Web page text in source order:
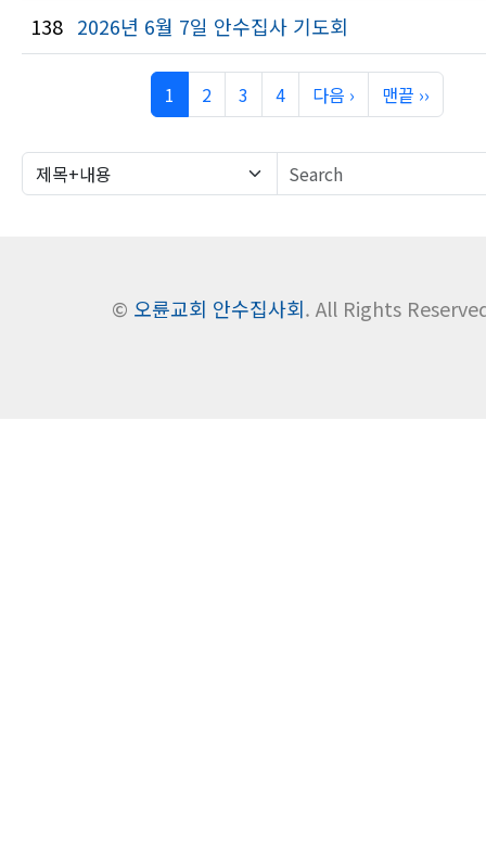
138 2026년 6월 7일 안수집사 기도회
1 2 3 4 다음 › 맨끝 ››
© 오륜교회 안수집사회. All Rights